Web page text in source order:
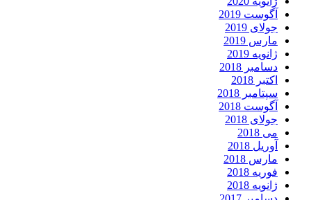
آگوست 2019
جولای 2019
مارس 2019
ژانویه 2019
دسامبر 2018
اکتبر 2018
سپتامبر 2018
آگوست 2018
جولای 2018
می 2018
آوریل 2018
مارس 2018
فوریه 2018
ژانویه 2018